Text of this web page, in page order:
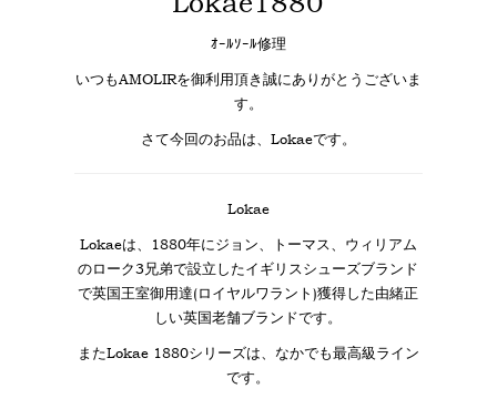
ｵｰﾙｿｰﾙ修理
いつもAMOLIRを御利用頂き誠にありがとうございま
す。
さて今回のお品は、Lokaeです。
Lokae
Lokaeは、1880年にジョン、トーマス、ウィリアム
のローク3兄弟で設立したイギリスシューズブランド
で英国王室御用達(ロイヤルワラント)獲得した由緒正
しい英国老舗ブランドです。
またLokae 1880シリーズは、なかでも最高級ライン
です。